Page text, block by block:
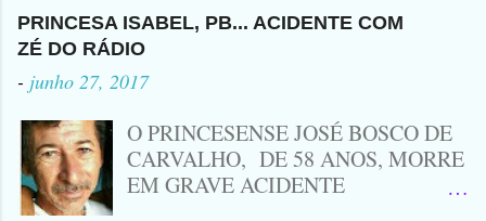
atingido com disparo de calibre 12. O
Procurado pela Justiça havia matado
a Namorada dele, Fabrícia Nogueira ,
Peixeira. Ele deu mais de 10 Facadas
na Adolescente.
PRINCESA ISABEL, PB... ACIDENTE COM
ZÉ DO RÁDIO
- junho 27, 2017
O PRINCESENSE JOSÉ BOSCO DE
CARVALHO, DE 58 ANOS, MORRE
EM GRAVE ACIDENTE